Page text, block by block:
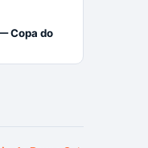
Copa do